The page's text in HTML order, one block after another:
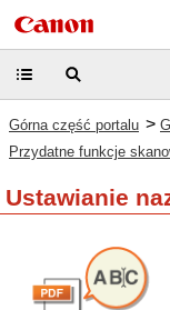
Górna część portalu >
Przydatne funkcje
Ustawianie